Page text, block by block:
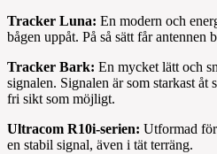
Tracker Luna: En modern och
bågen uppåt. På så sätt får
Tracker Bark: En mycket lätt och
signalen. Signalen är som starkast
fri sikt som möjligt.
Ultracom R10i-serien: Utformad för
en stabil signal, även i tät terräng.